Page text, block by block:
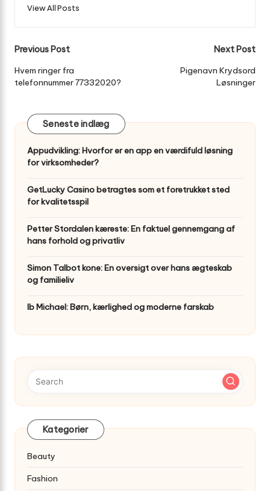
View All Posts
Post
navigation
Previous Post
Hvem ringer fra
telefonnummer 77332020?
Next Post
Pigenavn Krydsord
Løsninger
Seneste indlæg
Appudvikling: Hvorfor er en app en værdifuld løsning
for virksomheder?
GetLucky Casino betragtes som et foretrukket sted
for kvalitetsspil
Petter Stordalen kæreste: En faktuel gennemgang af
hans forhold og privatliv
Simon Talbot kone: En oversigt over hans ægteskab
og familieliv
Ib Michael: Børn, kærlighed og moderne farskab
Kategorier
Beauty
Fashion